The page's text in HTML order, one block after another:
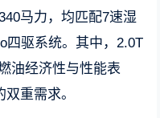
马力，均匹配7速湿
四驱系统。其中，2.0T
油经济性与性能表
重需求。